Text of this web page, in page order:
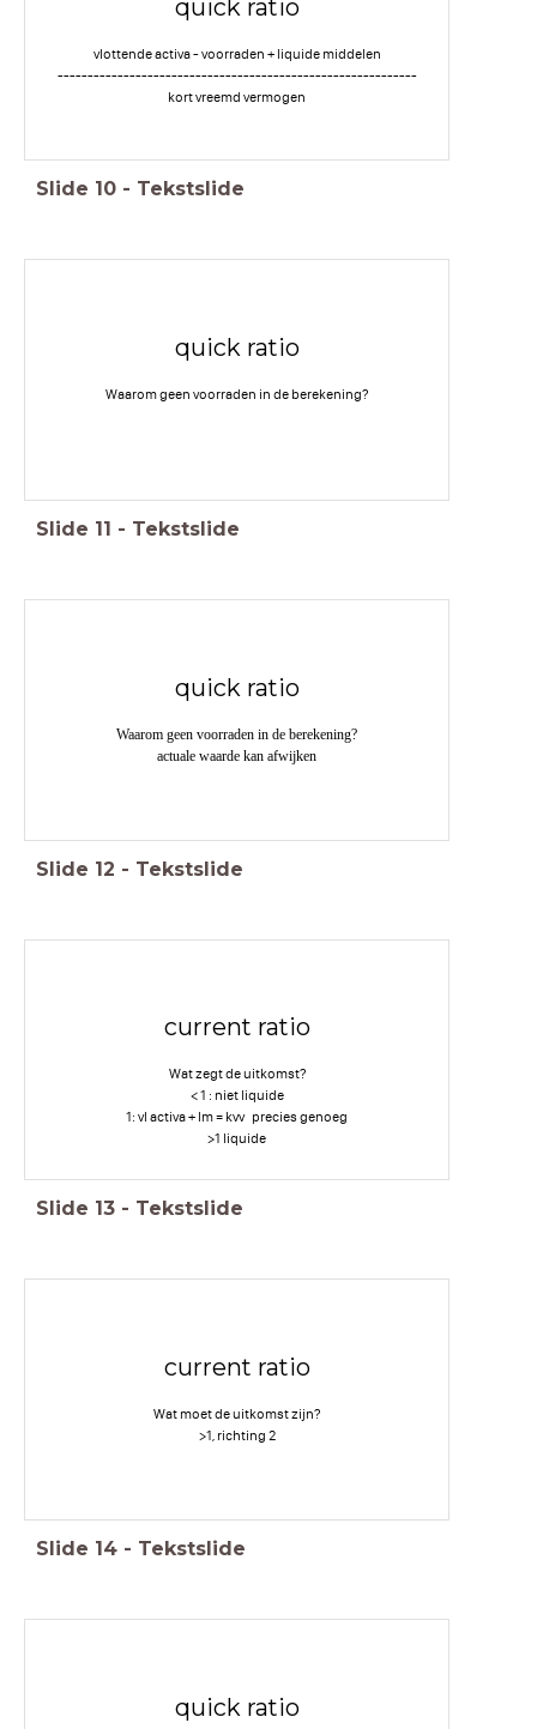
quick ratio
vlottende activa - voorraden + liquide middelen
------------------------------------------------------------
kort vreemd vermogen
Slide 10 - Tekstslide
quick ratio
Waarom geen voorraden in de berekening?
Slide 11 - Tekstslide
quick ratio
Waarom geen voorraden in de berekening?
actuale waarde kan afwijken
Slide 12 - Tekstslide
current ratio
Wat zegt de uitkomst?
< 1 : niet liquide
1: vl activa + lm = kvv precies genoeg
>1 liquide
Slide 13 - Tekstslide
current ratio
Wat moet de uitkomst zijn?
>1, richting 2
Slide 14 - Tekstslide
quick ratio